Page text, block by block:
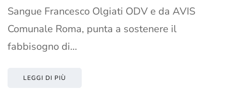
Sangue Francesco Olgiati ODV e da AVIS
Comunale Roma, punta a sostenere il
fabbisogno di…
LEGGI DI PIÙ